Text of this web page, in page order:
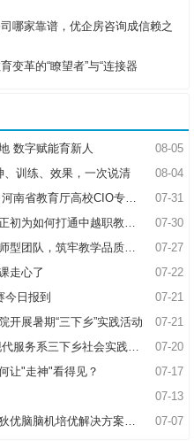
哪家靠谱，优企房咨询成信赖之
变革的“瞭望者”与“连接器
08-05
数字赋能育新人
08-04
训练、效果，一次说清
07-31
专题研究班共探AI赋能高等教育新路径
07-30
中越职教合作的“最后一公里”
07-27
团队，筑牢教学品质基石
07-22
走心了
07-21
今日报到
07-21
开展暑期“三下乡”实践活动
07-20
务系三下乡社会实践综述
07-17
让"走神"看得见？
07-13
07-07
机培优解决方案全新落地